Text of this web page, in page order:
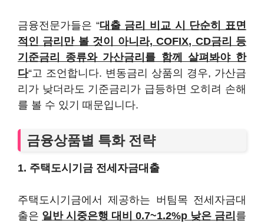
금융전문가들은 “대출 금리 비교 시 단순히 표면
적인 금리만 볼 것이 아니라, COFIX, CD금리 등
기준금리 종류와 가산금리를 함께 살펴봐야 한
다“고 조언합니다. 변동금리 상품의 경우, 가산금
리가 낮더라도 기준금리가 급등하면 오히려 손해
를 볼 수 있기 때문입니다.
금융상품별 특화 전략
1. 주택도시기금 전세자금대출
주택도시기금에서 제공하는 버팀목 전세자금대
출은 일반 시중은행 대비 0.7~1.2%p 낮은 금리 를